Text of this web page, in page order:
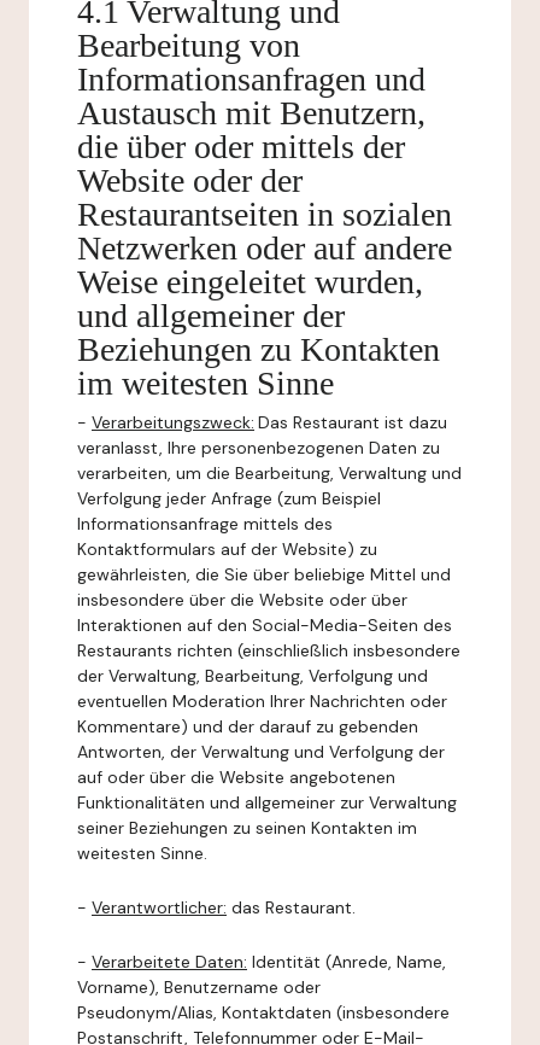
4.1 Verwaltung und
Bearbeitung von
Informationsanfragen und
Austausch mit Benutzern,
die über oder mittels der
Website oder der
Restaurantseiten in sozialen
Netzwerken oder auf andere
Weise eingeleitet wurden,
und allgemeiner der
Beziehungen zu Kontakten
im weitesten Sinne
- Verarbeitungszweck: Das Restaurant ist dazu
veranlasst, Ihre personenbezogenen Daten zu
verarbeiten, um die Bearbeitung, Verwaltung und
Verfolgung jeder Anfrage (zum Beispiel
Informationsanfrage mittels des
Kontaktformulars auf der Website) zu
gewährleisten, die Sie über beliebige Mittel und
insbesondere über die Website oder über
Interaktionen auf den Social-Media-Seiten des
Restaurants richten (einschließlich insbesondere
der Verwaltung, Bearbeitung, Verfolgung und
eventuellen Moderation Ihrer Nachrichten oder
Kommentare) und der darauf zu gebenden
Antworten, der Verwaltung und Verfolgung der
auf oder über die Website angebotenen
Funktionalitäten und allgemeiner zur Verwaltung
seiner Beziehungen zu seinen Kontakten im
weitesten Sinne.
- Verantwortlicher: das Restaurant.
- Verarbeitete Daten: Identität (Anrede, Name,
Vorname), Benutzername oder
Pseudonym/Alias, Kontaktdaten (insbesondere
Postanschrift, Telefonnummer oder E-Mail-